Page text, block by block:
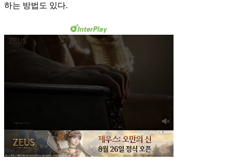
하는 방법도 있다.